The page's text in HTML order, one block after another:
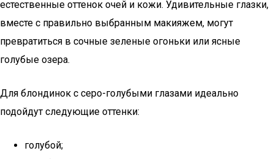
естественные оттенок очей и кожи. Удивительные глазки,
вместе с правильно выбранным макияжем, могут
превратиться в сочные зеленые огоньки или ясные
голубые озера.
Для блондинок с серо-голубыми глазами идеально
подойдут следующие оттенки:
голубой;